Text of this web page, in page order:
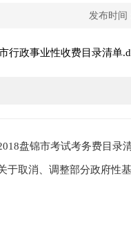
发布时间
行政事业性收费目录清单
盘锦市考试考务费目录
于取消、调整部分政府性